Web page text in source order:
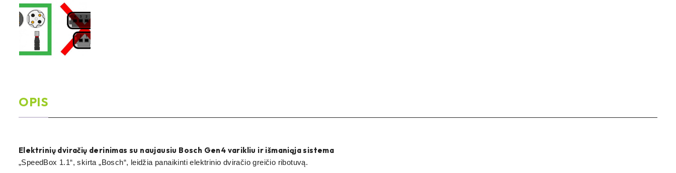
OPIS
Elektrinių dviračių derinimas su naujausiu Bosch Gen4 varikliu ir išmaniąja sistema
„SpeedBox 1.1“, skirta „Bosch“, leidžia panaikinti elektrinio dviračio greičio ribotuvą.